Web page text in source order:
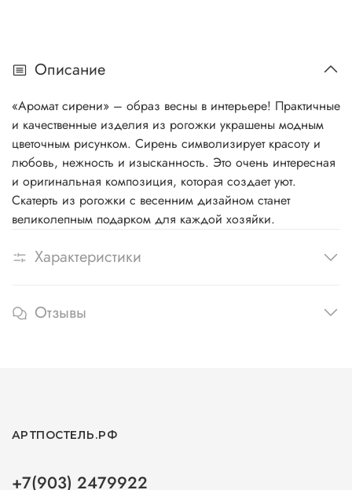
Описание
«Аромат сирени» – образ весны в интерьере! Практичные
и качественные изделия из рогожки украшены модным
цветочным рисунком. Сирень символизирует красоту и
любовь, нежность и изысканность. Это очень интересная
и оригинальная композиция, которая создает уют.
Скатерть из рогожки с весенним дизайном станет
великолепным подарком для каждой хозяйки.
Характеристики
Отзывы
АРТПОСТЕЛЬ.РФ
+7(903) 2479922